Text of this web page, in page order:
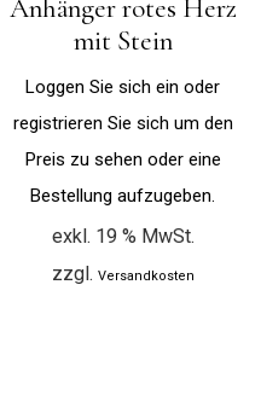
Anhänger rotes Herz
mit Stein
Loggen Sie sich ein oder
registrieren Sie sich um den
Preis zu sehen oder eine
Bestellung aufzugeben.
exkl. 19 % MwSt.
zzgl. Versandkosten